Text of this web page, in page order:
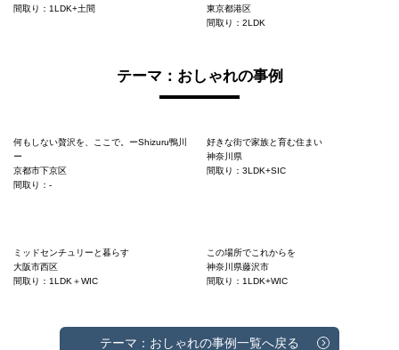
間取り：1LDK+土間
東京都港区
間取り：2LDK
テーマ：おしゃれの事例
何もしない贅沢を、ここで。ーShizuru鴨川
ー
京都市下京区
間取り：-
好きな街で家族と育む住まい
神奈川県
間取り：3LDK+SIC
ミッドセンチュリーと暮らす
大阪市西区
間取り：1LDK＋WIC
この場所でこれからを
神奈川県藤沢市
間取り：1LDK+WIC
テーマ：おしゃれの事例一覧へ戻る